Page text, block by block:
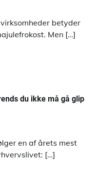
betyder
Men […]
du ikke må gå glip
en af årets mest
[…]